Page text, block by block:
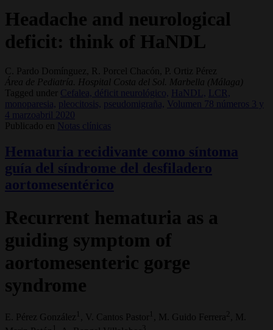
Headache and neurological
deficit: think of HaNDL
C. Pardo Domínguez, R. Porcel Chacón, P. Ortiz Pérez
Área de Pediatría. Hospital Costa del Sol. Marbella (Málaga)
Tagged under
Cefalea, déficit neurológico, HaNDL,
LCR,
monoparesia, pleocitosis, pseudomigraña,
Volumen 78 números 3 y
4 marzoabril 2020
Publicado en
Notas clínicas
Hematuria recidivante como síntoma
guía del síndrome del desfiladero
aortomesentérico
Recurrent hematuria as a
guiding symptom of
aortomesenteric gorge
syndrome
E. Pérez González 1 , V. Cantos Pastor 1 , M. Guido Ferrera
, M.
1 3